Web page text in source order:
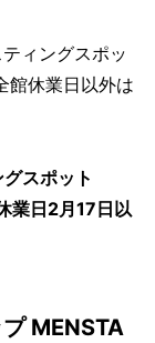
ィングスポッ
館休業日以外は
グスポット
業日2月17日以
MENSTA